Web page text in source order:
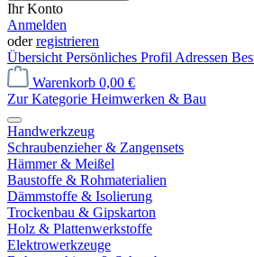
Ihr Konto
Anmelden
oderregistrieren
Übersicht Persönliches Profil Adressen
Warenkorb 0,00 €
Zur Kategorie Heimwerken & Bau
Handwerkzeug
Schraubenzieher & Zangensets
Hämmer & Meißel
Baustoffe & Rohmaterialien
Dämmstoffe & Isolierung
Trockenbau & Gipskarton
Holz & Plattenwerkstoffe
Elektrowerkzeuge